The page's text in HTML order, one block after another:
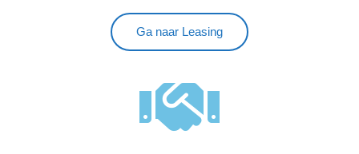
Ga naar Leasing